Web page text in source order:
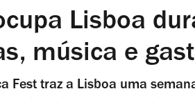
Lisboa
música e
Fest traz a Lisboa uma